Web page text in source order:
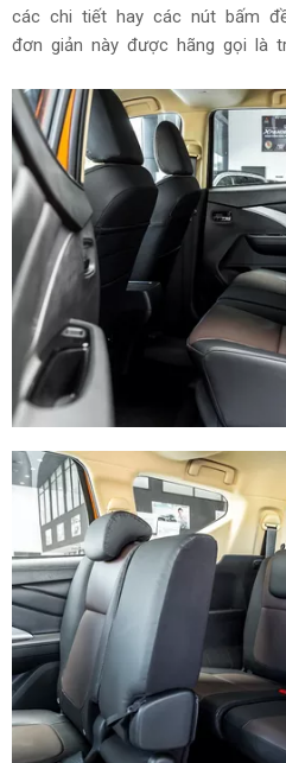
các chi tiết hay các nút bấm
đơn giản này được hãng gọi là